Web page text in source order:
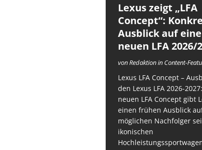
Lexus zeigt „LFA
Concept“:
Ausblick auf
neuen LFA 2026/
von Redaktion in Content-
Lexus LFA Concept –
den Lexus LFA 2026-
neuen LFA Concept gibt
einen frühen Ausblick
möglichen Nachfolger
ikonischen